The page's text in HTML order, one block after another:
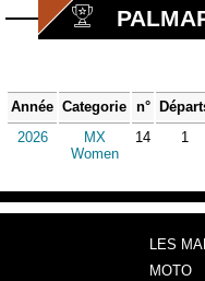
Année Categorie n°
2026
MX
Women
14 1
LES
MOTO